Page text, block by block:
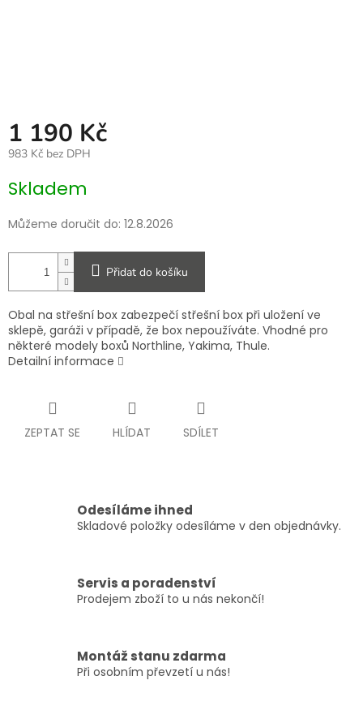
1 190 Kč
983 Kč bez DPH
cena:
Skladem
Můžeme doručit do: 12.8.2026
Přidat do košíku
Obal na střešní box zabezpečí střešní box při uložení ve
sklepě, garáži v případě, že box nepoužíváte. Vhodné pro
některé modely boxů Northline, Yakima, Thule.
Detailní informace
ZEPTAT SE HLÍDAT SDÍLET
Odesíláme ihned
Skladové položky odesíláme v den objednávky.
Servis a poradenství
Prodejem zboží to u nás nekončí!
Montáž stanu zdarma
Při osobním převzetí u nás!